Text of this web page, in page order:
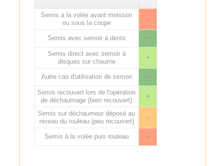
Semis à la volée avant moisson
ou sous la coupe
--
Semis avec semoir à dents ++
Semis direct avec semoir à
disques sur chaume
+
Autre cas d'utilisation de semoir ++
Semis recouvert lors de l'opération
de déchaumage (bien recouvert)
+
Semis sur déchaumeur déposé au
niveau du rouleau (peu recouvert)
-
Semis à la volée puis rouleau --